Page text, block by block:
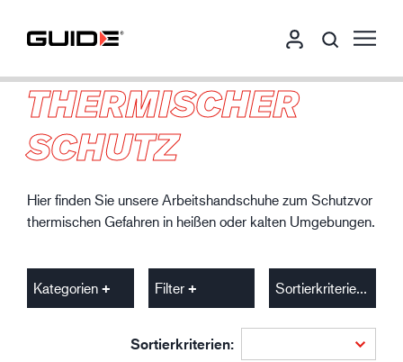
THERMISCHER
SCHUTZ
Hier finden Sie unsere Arbeitshandschuhe zum Schutzvor
thermischen Gefahren in heißen oder kalten Umgebungen.
Kategorien Filter Sortierkriterien
Sortierkriterien: